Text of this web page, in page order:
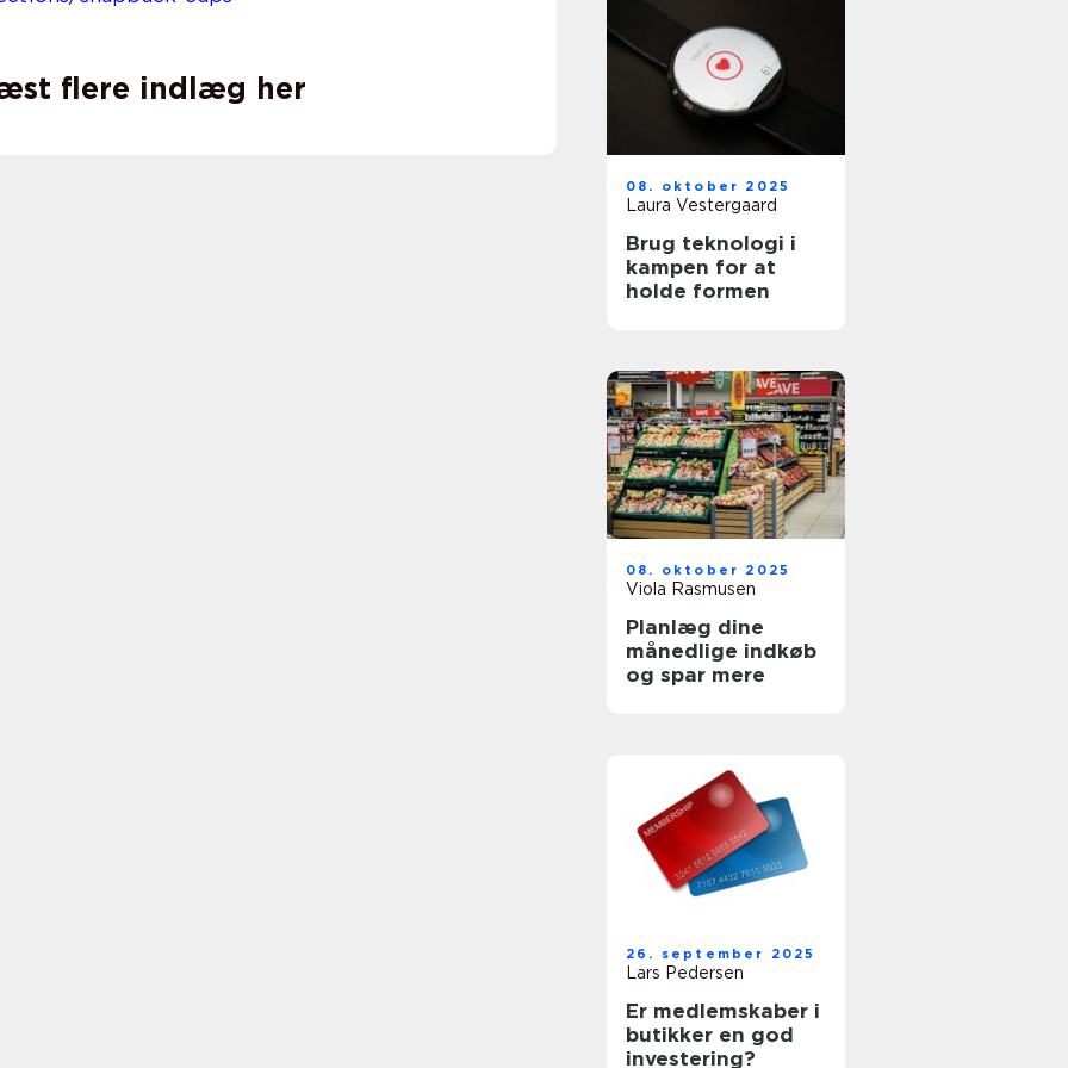
flere indlæg her
08. oktober 2025
Laura Vestergaard
Brug teknologi i
kampen for at
holde formen
08. oktober 2025
Viola Rasmusen
Planlæg dine
månedlige indkøb
og spar mere
26. september 2025
Lars Pedersen
Er medlemskaber i
butikker en god
investering?